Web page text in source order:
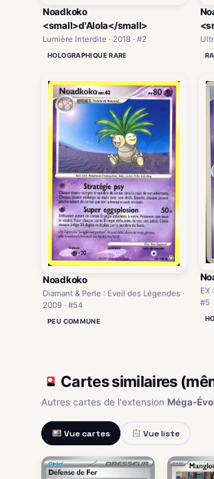
Noadkoko
<small>d'Alola</small>
Lumière Interdite · 2018 · #2
HOLOGRAPHIQUE RARE
Noadkoko
Diamant & Perle : Eveil des Légendes ·
2009 · #54
PEU COMMUNE
EX
#5
Cartes similaires
Autres cartes de l'extension Méga-
Vue cartes Vue liste